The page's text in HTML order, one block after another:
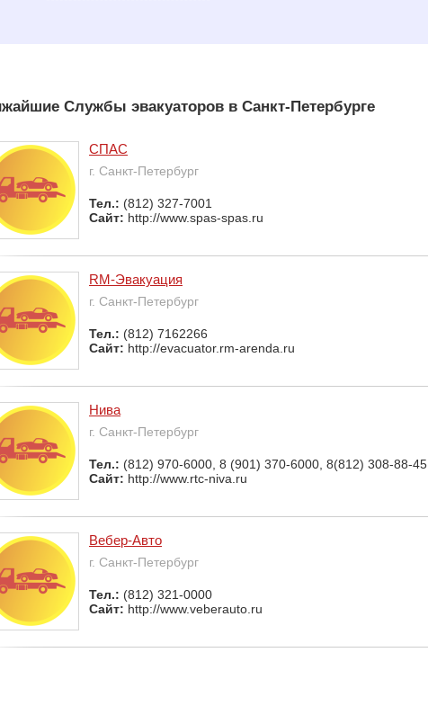
Службы эвакуаторов в Санкт-Петербурге
СПАС
г. Санкт-Петербург
Тел.: (812) 327-7001
Сайт: http://www.spas-spas.ru
RM-Эвакуация
г. Санкт-Петербург
Тел.: (812) 7162266
Сайт: http://evacuator.rm-arenda.ru
Нива
г. Санкт-Петербург
Тел.: (812) 970-6000, 8 (901) 370-6000, 8(812) 308-88-45
Сайт: http://www.rtc-niva.ru
Вебер-Авто
г. Санкт-Петербург
Тел.: (812) 321-0000
Сайт: http://www.veberauto.ru